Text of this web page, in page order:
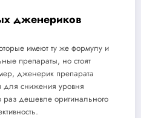
дженериков
имеют ту же формулу и
препараты, но стоят
дженерик препарата
для снижения уровня
раз дешевле оригинального